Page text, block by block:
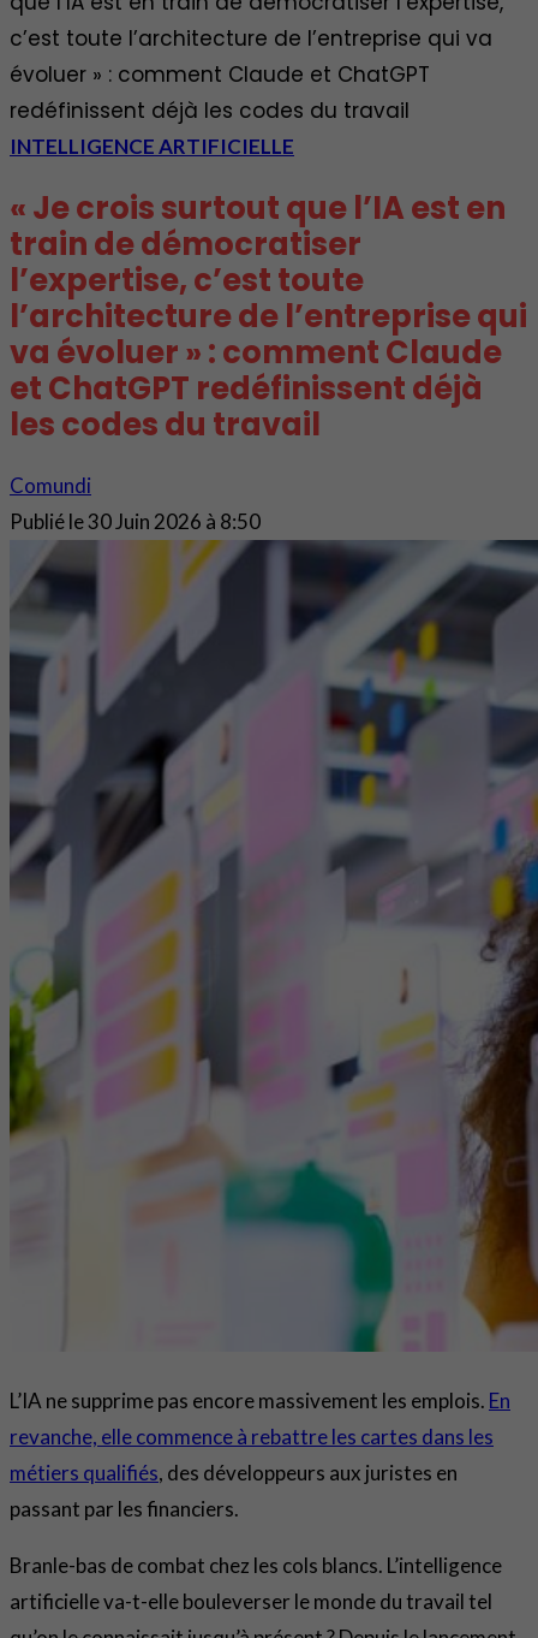
c’est toute l’architecture de l’entreprise qui va
évoluer » : comment Claude et ChatGPT
redéfinissent déjà les codes du travail
INTELLIGENCE ARTIFICIELLE
« Je crois surtout que l’IA est en
train de démocratiser
l’expertise, c’est toute
l’architecture de l’entreprise qui
va évoluer » : comment Claude
et ChatGPT redéfinissent déjà
les codes du travail
Comundi
Publié le30 Juin 2026 à 8:50
L’IA ne supprime pas encore massivement les emplois. En
revanche, elle commence à rebattre les cartes dans les
métiers qualifiés, des développeurs aux juristes en
passant par les financiers.
Branle-bas de combat chez les cols blancs. L’intelligence
artificielle va-t-elle bouleverser le monde du travail tel